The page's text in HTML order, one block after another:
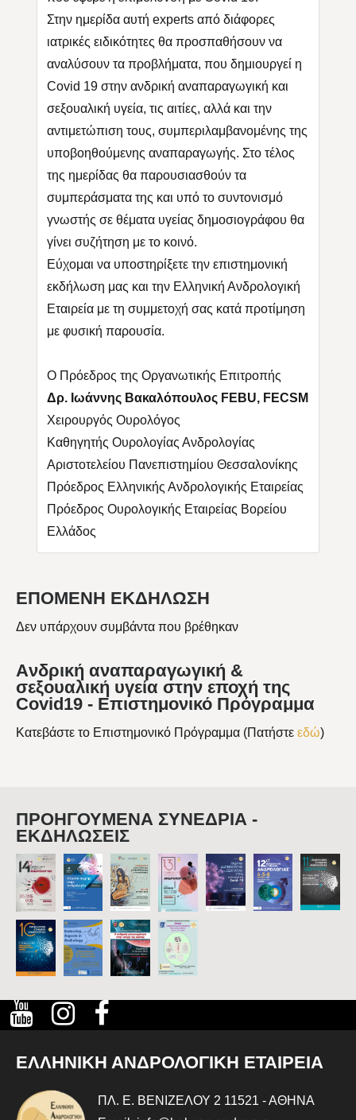
ΕΠΟΜΕΝΗ ΕΚΔΗΛΩΣΗ
Δεν υπάρχουν συμβάντα που βρέθηκαν
Aνδρική αναπαραγωγική &
σεξουαλική υγεία στην εποχή της
Covid19 - Επιστημονικό Πρόγραμμα
Κατεβάστε το Επιστημονικό Πρόγραμμα (Πατήστε εδώ)
Στην ημερίδα αυτή experts από διάφορες
ιατρικές ειδικότητες θα προσπαθήσουν να
αναλύσουν τα προβλήματα, που δημιουργεί η
Covid 19 στην ανδρική αναπαραγωγική και
σεξουαλική υγεία, τις αιτίες, αλλά και την
αντιμετώπιση τους, συμπεριλαμβανομένης της
υποβοηθούμενης αναπαραγωγής. Στο τέλος
της ημερίδας θα παρουσιασθούν τα
συμπεράσματα της και υπό το συντονισμό
γνωστής σε θέματα υγείας δημοσιογράφου θα
γίνει συζήτηση με το κοινό.
Εύχομαι να υποστηρίξετε την επιστημονική
εκδήλωση μας και την Ελληνική Ανδρολογική
Εταιρεία με τη συμμετοχή σας κατά προτίμηση
με φυσική παρουσία.
Ο Πρόεδρος της Οργανωτικής Επιτροπής
Δρ. Ιωάννης Βακαλόπουλος FEBU, FECSM
Χειρουργός Ουρολόγος
Καθηγητής Ουρολογίας Ανδρολογίας
Αριστοτελείου Πανεπιστημίου Θεσσαλονίκης
Πρόεδρος Ελληνικής Ανδρολογικής Εταιρείας
Πρόεδρος Ουρολογικής Εταιρείας Βορείου
Ελλάδος
ΠΡΟΗΓΟΥΜΕΝΑ ΣΥΝΕΔΡΙΑ -
ΕΚΔΗΛΩΣΕΙΣ
ΕΛΛΗΝΙΚΗ ΑΝΔΡΟΛΟΓΙΚΗ ΕΤΑΙΡΕΙΑ
ΠΛ. Ε. ΒΕΝΙΖΕΛΟΥ 2 11521 - ΑΘΗΝΑ